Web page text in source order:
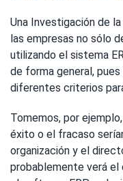
Una Investigación de
las empresas no sólo
utilizando el sistema
de forma general,
diferentes criterios
Tomemos, por
éxito o el fracaso
organización y el
probablemente verá